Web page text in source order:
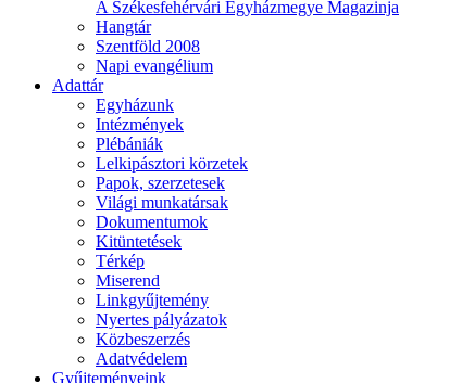
A Székesfehérvári Egyházmegye Magazinja
Hangtár
Szentföld 2008
Napi evangélium
Adattár
Egyházunk
Intézmények
Plébániák
Lelkipásztori körzetek
Papok, szerzetesek
Világi munkatársak
Dokumentumok
Kitüntetések
Térkép
Miserend
Linkgyűjtemény
Nyertes pályázatok
Közbeszerzés
Adatvédelem
Gyűjteményeink